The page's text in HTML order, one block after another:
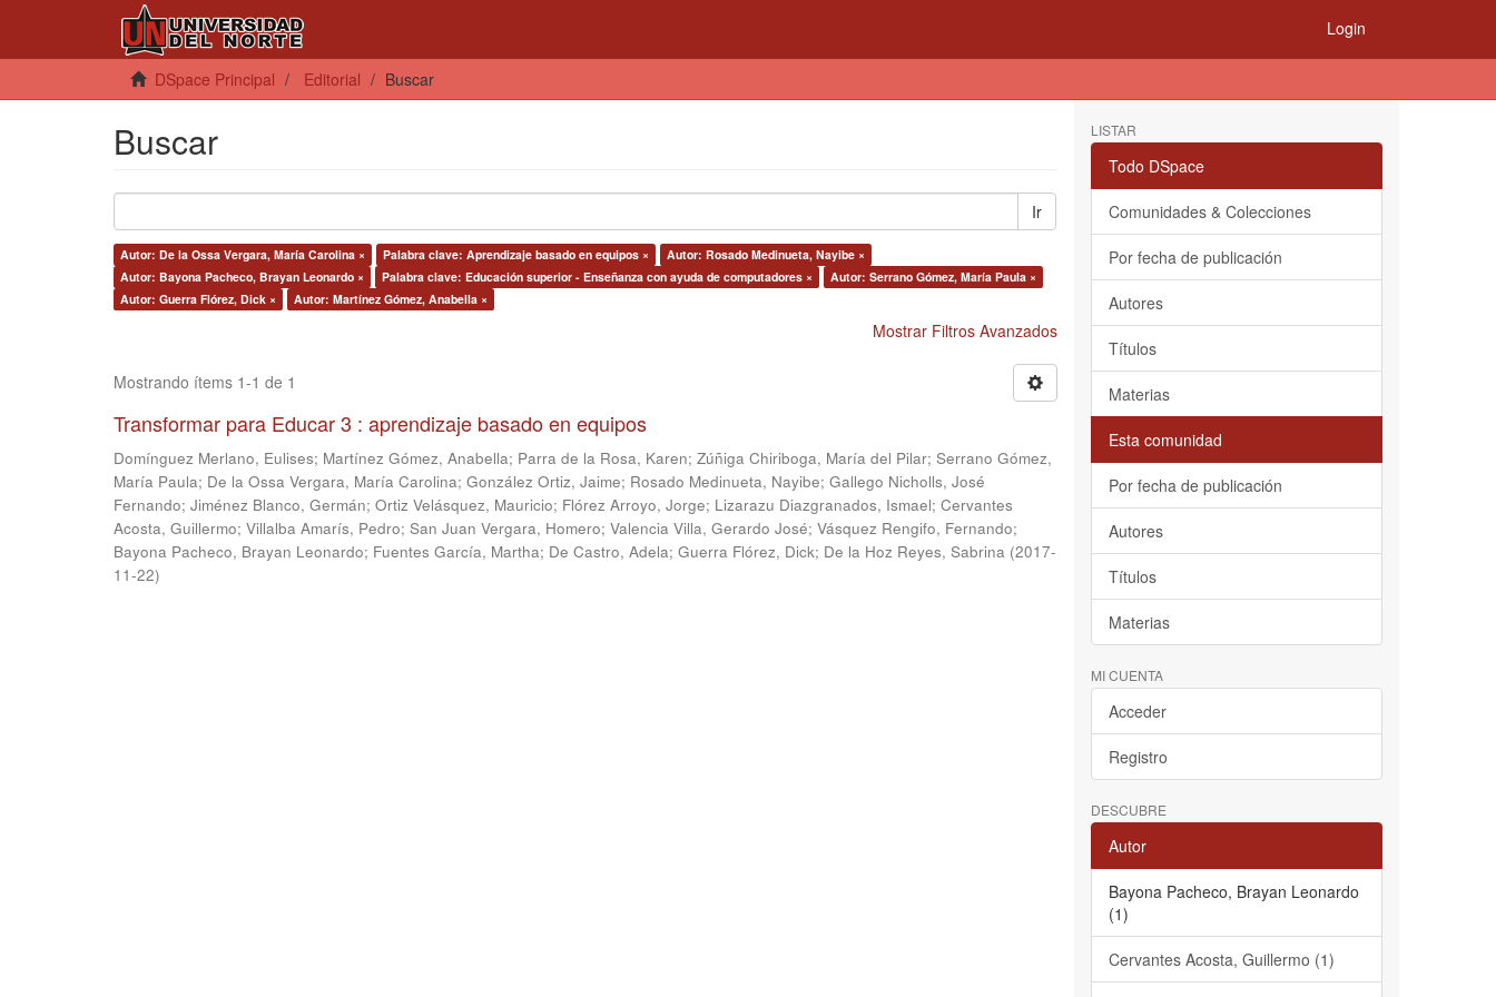
Login
DSpace Principal Editorial Buscar
Buscar
Ir
Autor: De la Ossa Vergara, María Carolina × Palabra clave: Aprendizaje basado en equipos ×
Autor: Rosado Medinueta, Nayibe ×
Autor: Bayona Pacheco, Brayan Leonardo ×
Palabra clave: Educación superior - Enseñanza con ayuda de computadores ×
Autor: Serrano Gómez, María Paula ×
Autor: Guerra Flórez, Dick ×
Autor: Martínez Gómez, Anabella ×
Mostrar Filtros Avanzados
Mostrando ítems 1-1 de 1
Transformar para Educar 3 : aprendizaje basado en equipos
Domínguez Merlano, Eulises; Martínez Gómez, Anabella; Parra de la Rosa, Karen; Zúñiga Chiriboga, María del Pilar; Serrano Gómez,
María Paula; De la Ossa Vergara, María Carolina; González Ortiz, Jaime; Rosado Medinueta, Nayibe; Gallego Nicholls, José
Fernando; Jiménez Blanco, Germán; Ortiz Velásquez, Mauricio; Flórez Arroyo, Jorge; Lizarazu Diazgranados, Ismael; Cervantes
Acosta, Guillermo; Villalba Amarís, Pedro; San Juan Vergara, Homero; Valencia Villa, Gerardo José; Vásquez Rengifo, Fernando;
Bayona Pacheco, Brayan Leonardo; Fuentes García, Martha; De Castro, Adela; Guerra Flórez, Dick; De la Hoz Reyes, Sabrina (2017-
11-22)
LISTAR
Todo DSpace
Comunidades & Colecciones
Por fecha de publicación
Autores
Títulos
Materias
Esta comunidad
Por fecha de publicación
Autores
Títulos
Materias
MI CUENTA
Acceder
Registro
DESCUBRE
Autor
Bayona Pacheco, Brayan Leonardo
(1)
Cervantes Acosta, Guillermo (1)